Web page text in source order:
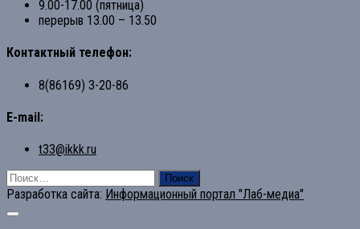
9.00-17.00 (пятница)
перерыв 13.00 – 13.50
Контактный телефон:
8(86169) 3-20-86
E-mail:
t33@ikkk.ru
Найти:
Разработка сайта: Информационный портал "Лаб-медиа"